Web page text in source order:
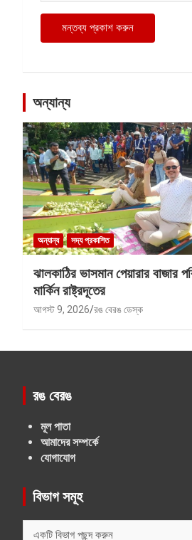
অন্যান্য
অন্যান্য সদ্য প্রকাশিত
ঝালকাঠির ভাসমান পেয়ারার বাজার
মার্কিন রাষ্ট্রদূতের
আগস্ট 9, 2026 রঙ বেরঙ ডেস্ক
রঙ বেরঙ
মূল পাতা
আমাদের সম্পর্কে
যোগাযোগ
বিভাগ সমূহ